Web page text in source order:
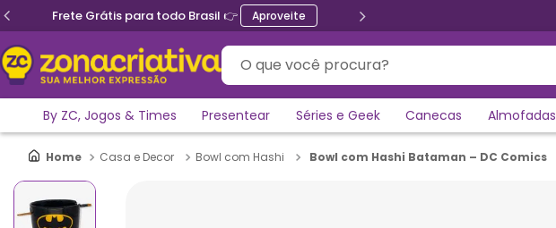
Frete Grátis para todo Brasil 👉 Aproveite
O que você procura?
By ZC, Jogos & Times Presentear Séries e Geek Canecas Almofadas
Casa e Decor Bowl com Hashi Bowl com Hashi Bataman – DC Comics